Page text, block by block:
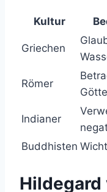
Kultur
Griechen
Römer
Indianer
Buddhisten
Hildegard